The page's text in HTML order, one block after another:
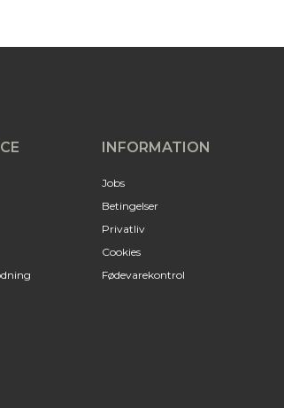
INFORMATION
Jobs
Betingelser
Privatliv
Cookies
Fødevarekontrol